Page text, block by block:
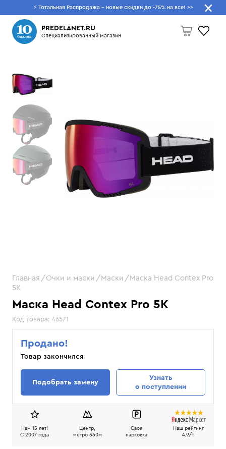
⚡ Тотальная Распродажа - новые скидки до -75% на все! >>
PREDELANET.RU
Специализированный магазин
Пусто
Что будем искать?
Маска Head Contex Pro 5K
Код товара: 46571
Главная Очки и маски Маски
Маска Head Contex Pro
5K
Продано!
Товар закончился
Подобрать замену
Узнать
о поступлении
Нам 15 лет!
C 2007 года
Центр,
метро 560м
Своя
парковка
Наш рейтинг
4.9/5